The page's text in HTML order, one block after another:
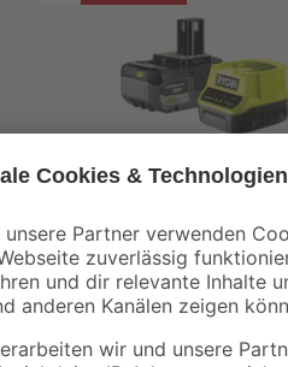
Ryobi
Akku-Starter-Set
'ONE+ HP RC18120-
Akku und Ladegerät
129, €